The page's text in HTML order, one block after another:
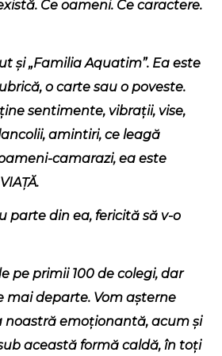
Ce oameni. Ce caractere.
și „Familia Aquatim”. Ea este
o carte sau o poveste.
sentimente, vibrații, vise,
amintiri, ce leagă
camarazi, ea este
parte din ea, fericită să v-o
pe primii 100 de colegi, dar
mai departe. Vom așterne
emoționantă, acum și
această formă caldă, în toți